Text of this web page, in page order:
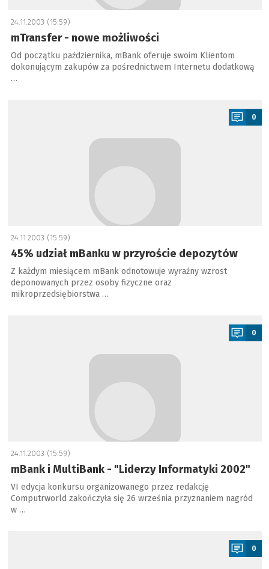
24.11.2003 (15:59)
mTransfer - nowe możliwości
Od początku października, mBank oferuje swoim Klientom
dokonującym zakupów za pośrednictwem Internetu dodatkową
…
0
24.11.2003 (15:59)
45% udział mBanku w przyroście depozytów
Z każdym miesiącem mBank odnotowuje wyraźny wzrost
deponowanych przez osoby fizyczne oraz
mikroprzedsiębiorstwa …
0
24.11.2003 (15:59)
mBank i MultiBank - "Liderzy Informatyki 2002"
VI edycja konkursu organizowanego przez redakcję
Computrworld zakończyła się 26 września przyznaniem nagród
w …
0